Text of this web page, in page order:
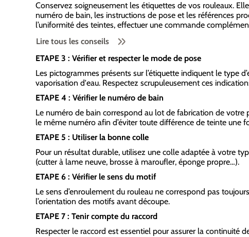
Conservez soigneusement les étiquettes de vos rouleaux.
numéro de bain, les instructions de pose et les références
l’uniformité des teintes, effectuer une commande
Lire tous les conseils
ETAPE 3 : Vérifier et respecter le mode de pose
Les pictogrammes présents sur l’étiquette indiquent le type
vaporisation d'eau. Respectez scrupuleusement ces
ETAPE 4 : Vérifier le numéro de bain
Le numéro de bain correspond au lot de fabrication de
le même numéro afin d’éviter toute différence de teinte une
ETAPE 5 : Utiliser la bonne colle
Pour un résultat durable, utilisez une colle adaptée à votre
(cutter à lame neuve, brosse à maroufler, éponge propre…).
ETAPE 6 : Vérifier le sens du motif
Le sens d’enroulement du rouleau ne correspond pas
l’orientation des motifs avant découpe.
ETAPE 7 : Tenir compte du raccord
Respecter le raccord est essentiel pour assurer la continuité